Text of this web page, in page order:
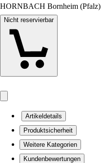
HORNBACH Bornheim (Pfalz)
Nicht reservierbar
Artikeldetails
Produktsicherheit
Weitere Kategorien
Kundenbewertungen